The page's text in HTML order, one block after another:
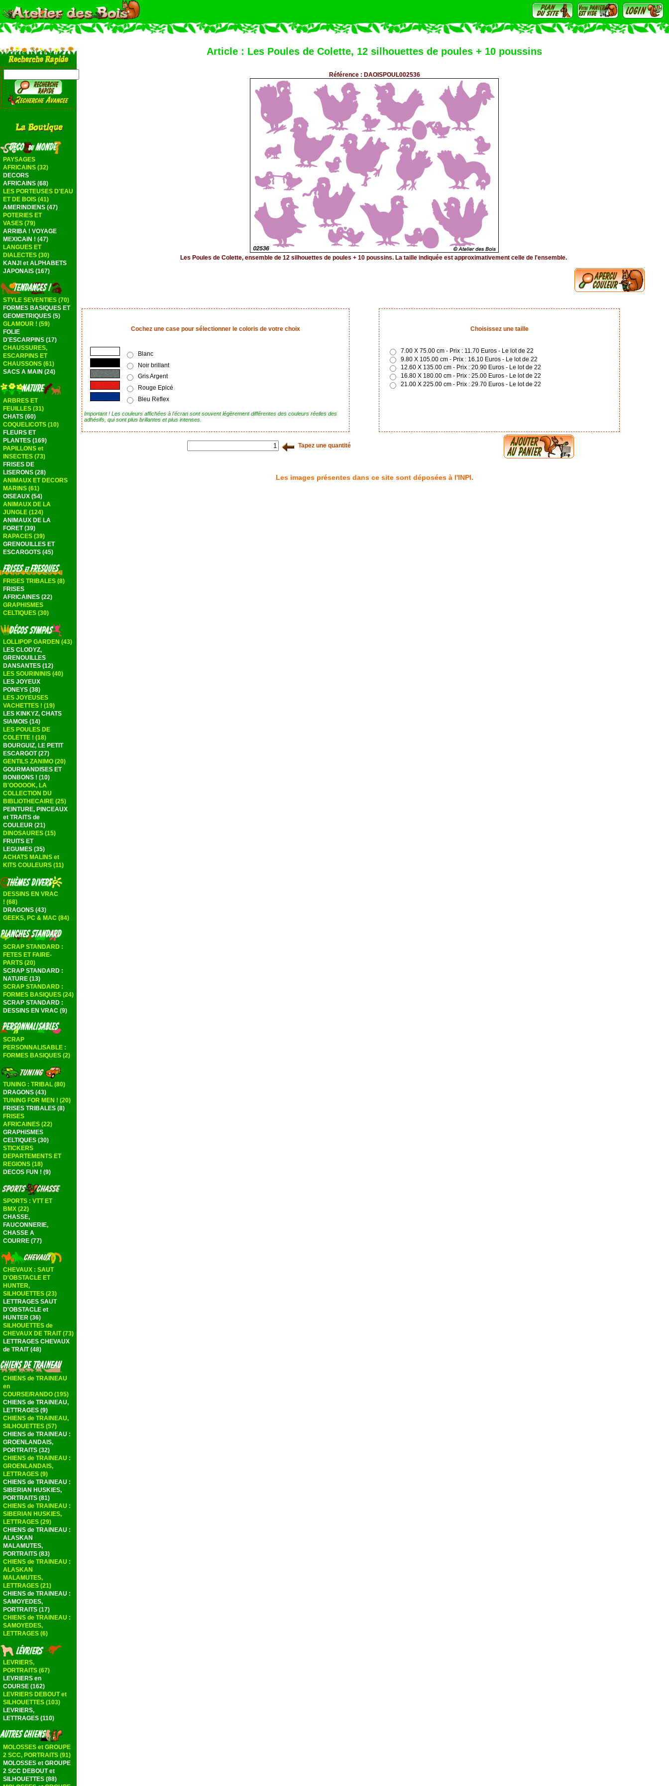
PAYSAGES
AFRICAINS (32)
DECORS
AFRICAINS (68)
LES PORTEUSES D'EAU
ET DE BOIS (41)
AMERINDIENS (47)
POTERIES ET
VASES (79)
ARRIBA ! VOYAGE
MEXICAIN ! (47)
LANGUES ET
DIALECTES (30)
KANJI et ALPHABETS
JAPONAIS (167)
STYLE SEVENTIES (70)
FORMES BASIQUES ET
GEOMETRIQUES (5)
GLAMOUR ! (59)
FOLIE
D'ESCARPINS (17)
CHAUSSURES,
ESCARPINS ET
CHAUSSONS (61)
SACS A MAIN (24)
ARBRES ET
FEUILLES (31)
CHATS (60)
COQUELICOTS (10)
FLEURS ET
PLANTES (169)
PAPILLONS et
INSECTES (73)
FRISES DE
LISERONS (28)
ANIMAUX ET DECORS
MARINS (61)
OISEAUX (54)
ANIMAUX DE LA
JUNGLE (124)
ANIMAUX DE LA
FORET (39)
RAPACES (39)
GRENOUILLES ET
ESCARGOTS (45)
FRISES TRIBALES (8)
FRISES
AFRICAINES (22)
GRAPHISMES
CELTIQUES (30)
LOLLIPOP GARDEN (43)
LES CLODYZ,
GRENOUILLES
DANSANTES (12)
LES SOURININIS (40)
LES JOYEUX
PONEYS (38)
LES JOYEUSES
VACHETTES ! (19)
LES KINKYZ, CHATS
SIAMOIS (14)
LES POULES DE
COLETTE ! (18)
BOURGUIZ, LE PETIT
ESCARGOT (27)
GENTILS ZANIMO (20)
GOURMANDISES ET
BONBONS ! (10)
B'OOOOOK, LA
COLLECTION DU
BIBLIOTHECAIRE (25)
PEINTURE, PINCEAUX
et TRAITS de
COULEUR (21)
DINOSAURES (15)
FRUITS ET
LEGUMES (35)
ACHATS MALINS et
KITS COULEURS (11)
DESSINS EN VRAC
! (68)
DRAGONS (43)
GEEKS, PC & MAC (84)
SCRAP STANDARD :
FETES ET FAIRE-
PARTS (20)
SCRAP STANDARD :
NATURE (13)
SCRAP STANDARD :
FORMES BASIQUES (24)
SCRAP STANDARD :
DESSINS EN VRAC (9)
SCRAP
PERSONNALISABLE :
FORMES BASIQUES (2)
TUNING : TRIBAL (80)
DRAGONS (43)
TUNING FOR MEN ! (20)
FRISES TRIBALES (8)
FRISES
AFRICAINES (22)
GRAPHISMES
CELTIQUES (30)
STICKERS
DEPARTEMENTS ET
REGIONS (18)
DECOS FUN ! (9)
SPORTS : VTT ET
BMX (22)
CHASSE,
FAUCONNERIE,
CHASSE A
COURRE (77)
CHEVAUX : SAUT
D'OBSTACLE ET
HUNTER,
SILHOUETTES (23)
LETTRAGES SAUT
D'OBSTACLE et
HUNTER (36)
SILHOUETTES de
CHEVAUX DE TRAIT (73)
LETTRAGES CHEVAUX
de TRAIT (48)
CHIENS de TRAINEAU
en
COURSE/RANDO (195)
CHIENS de TRAINEAU,
LETTRAGES (9)
CHIENS de TRAINEAU,
SILHOUETTES (57)
CHIENS de TRAINEAU :
GROENLANDAIS,
PORTRAITS (32)
CHIENS de TRAINEAU :
GROENLANDAIS,
LETTRAGES (9)
CHIENS de TRAINEAU :
SIBERIAN HUSKIES,
PORTRAITS (81)
CHIENS de TRAINEAU :
SIBERIAN HUSKIES,
LETTRAGES (29)
CHIENS de TRAINEAU :
ALASKAN
MALAMUTES,
PORTRAITS (83)
CHIENS de TRAINEAU :
ALASKAN
MALAMUTES,
LETTRAGES (21)
CHIENS de TRAINEAU :
SAMOYEDES,
PORTRAITS (17)
CHIENS de TRAINEAU :
SAMOYEDES,
LETTRAGES (6)
LEVRIERS,
PORTRAITS (67)
LEVRIERS en
COURSE (162)
LEVRIERS DEBOUT et
SILHOUETTES (103)
LEVRIERS,
LETTRAGES (110)
MOLOSSES et GROUPE
2 SCC, PORTRAITS (91)
MOLOSSES et GROUPE
2 SCC DEBOUT et
SILHOUETTES (88)
Article : Les Poules de Colette, 12 silhouettes de poules + 10 poussins
Référence : DAOISPOUL002536
Les Poules de Colette, ensemble de 12 silhouettes de poules + 10 poussins. La taille indiquée est approximativement celle de l'ensemble.
Cochez une case pour sélectionner le coloris de votre choix
Blanc
Noir brillant
Gris Argent
Rouge Epicé
Bleu Reflex
Important ! Les couleurs affichées à l'écran sont souvent légèrement différentes des couleurs réelles des
adhésifs, qui sont plus brillantes et plus intenses.
Choisissez une taille
7.00 X 75.00 cm - Prix : 11.70 Euros - Le lot de 22
9.80 X 105.00 cm - Prix : 16.10 Euros - Le lot de 22
12.60 X 135.00 cm - Prix : 20.90 Euros - Le lot de 22
16.80 X 180.00 cm - Prix : 25.00 Euros - Le lot de 22
21.00 X 225.00 cm - Prix : 29.70 Euros - Le lot de 22
Tapez une quantité
Les images présentes dans ce site sont déposées à l'INPI.